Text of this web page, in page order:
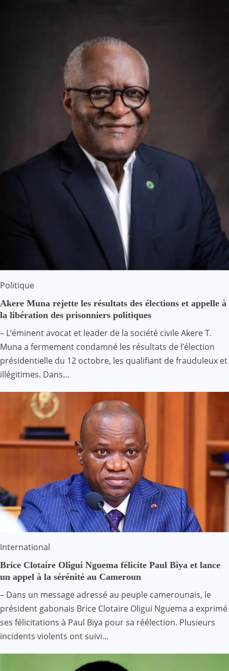
Politique
Akere Muna rejette les résultats des élections et appelle à
la libération des prisonniers politiques
– L’éminent avocat et leader de la société civile Akere T.
Muna a fermement condamné les résultats de l’élection
présidentielle du 12 octobre, les qualifiant de frauduleux et
illégitimes. Dans…
International
Brice Clotaire Oligui Nguema félicite Paul Biya et lance
un appel à la sérénité au Cameroun
– Dans un message adressé au peuple camerounais, le
président gabonais Brice Clotaire Oligui Nguema a exprimé
ses félicitations à Paul Biya pour sa réélection. Plusieurs
incidents violents ont suivi…